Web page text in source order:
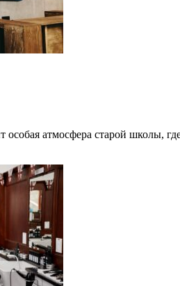
атмосфера старой школы,